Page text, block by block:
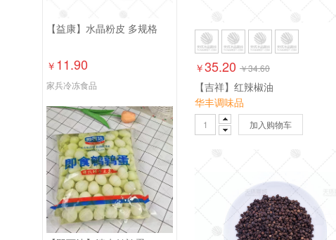
【益康】水晶粉皮 多规格
￥ 11.90
家兵冷冻食品
￥35.20 ￥34.60
【吉祥】红辣椒油
华丰调味品
加入购物车